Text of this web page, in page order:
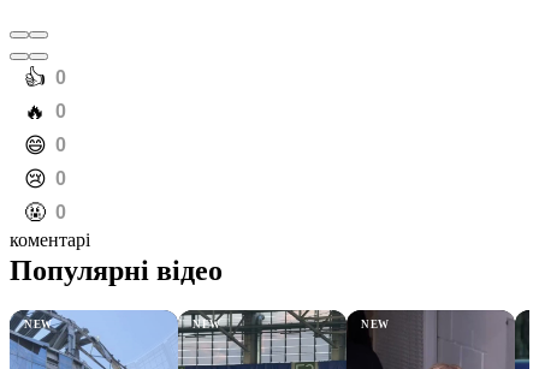
️👍 0
️🔥 0
️😄 0
️😢 0
️🤬 0
коментарі